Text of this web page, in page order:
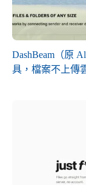
DashBeam（原
具，檔案不上傳